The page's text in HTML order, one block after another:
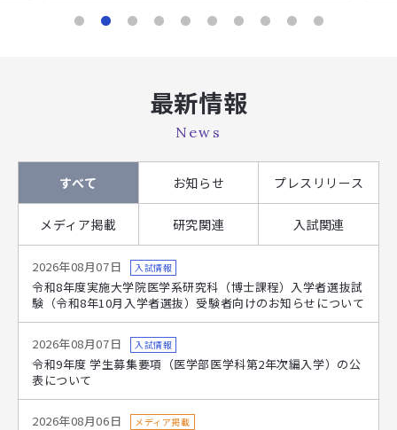
最新情報
News
すべて お知らせ プレスリリース
メディア掲載 研究関連 入試関連
2026年08月07日 入試情報
令和8年度実施大学院医学系研究科（博士課程）入学者選抜試
験（令和8年10月入学者選抜）受験者向けのお知らせについて
2026年08月07日 入試情報
令和9年度 学生募集要項（医学部医学科第2年次編入学）の公
表について
2026年08月06日 メディア掲載